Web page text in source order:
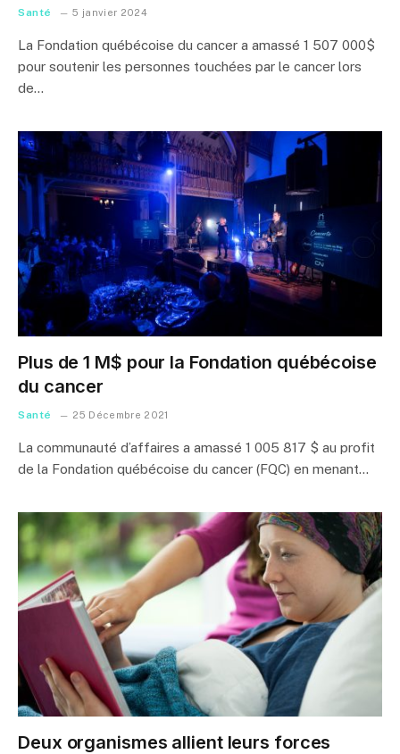
Santé 5 janvier 2024
La Fondation québécoise du cancer a amassé 1 507 000$
pour soutenir les personnes touchées par le cancer lors
de…
Plus de 1 M$ pour la Fondation québécoise
du cancer
Santé 25 Décembre 2021
La communauté d’affaires a amassé 1 005 817 $ au profit
de la Fondation québécoise du cancer (FQC) en menant…
Deux organismes allient leurs forces